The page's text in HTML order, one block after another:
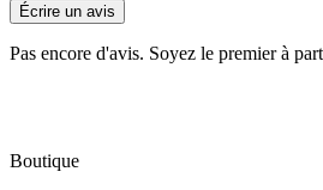
Écrire un avis
Pas encore d'avis. Soyez le premier à
Boutique